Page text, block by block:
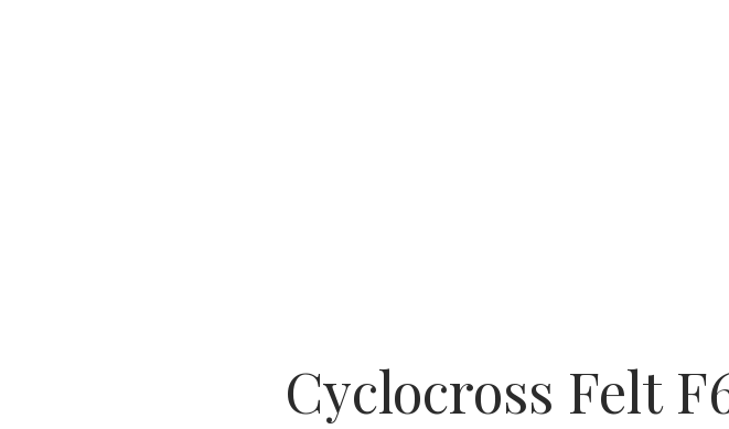
Cyclocross Felt